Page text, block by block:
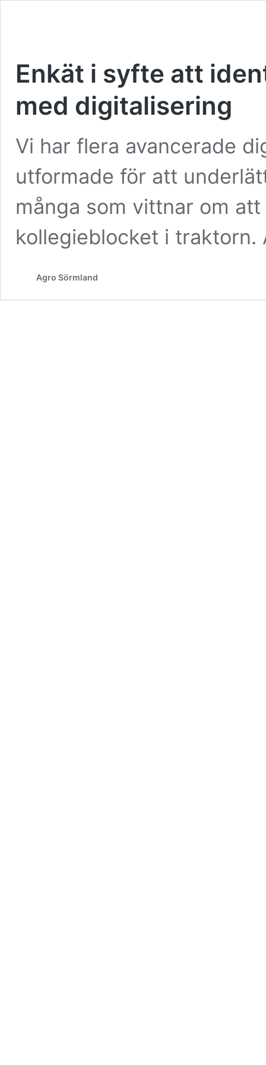
Enkät i syfte att
med digitalisering
Vi har flera avancerade
utformade för att
många som vittnar om
kollegieblocket i
Agro Sörmland